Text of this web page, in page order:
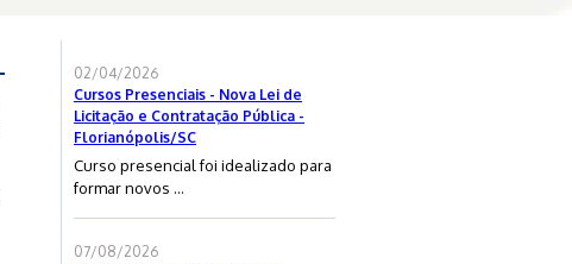
02/04/2026
Cursos Presenciais - Nova Lei de
Licitação e Contratação Pública -
Florianópolis/SC
Curso presencial foi idealizado para
formar novos ...
07/08/2026